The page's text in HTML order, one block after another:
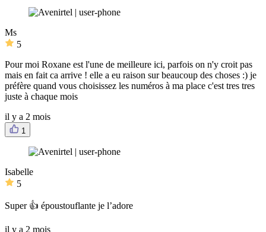
Ms
5
Pour moi Roxane est l'une de meilleure ici, parfois on n'y croit pas
mais en fait ca arrive ! elle a eu raison sur beaucoup des choses :) je
préfère quand vous choisissez les numéros à ma place c'est tres tres
juste à chaque mois
il y a 2 mois
1
Isabelle
5
Super 👍 époustouflante je l’adore
il y a 2 mois